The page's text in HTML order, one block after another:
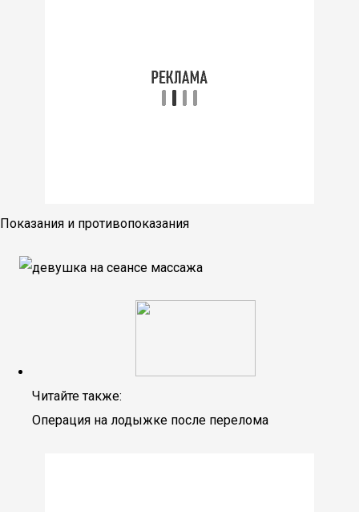
Показания и противопоказания
Читайте также:
Операция на лодыжке после перелома